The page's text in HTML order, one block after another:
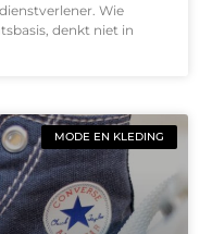
Wie
denkt niet in
MODE EN KLEDING